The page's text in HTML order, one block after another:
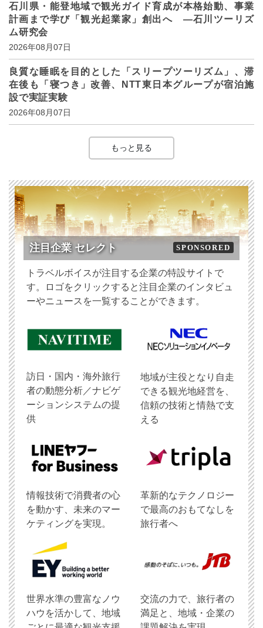
石川県・能登地域で観光ガイド育成が本格始動、事業
計画まで学び「観光起業家」創出へ ―石川ツーリズ
ム研究会
2026年08月07日
良質な睡眠を目的とした「スリープツーリズム」、滞
在後も「寝つき」改善、NTT東日本グループが宿泊施
設で実証実験
2026年08月07日
もっと見る
注目企業 セレクト SPONSORED
トラベルボイスが注目する企業の特設サイトで
す。ロゴをクリックすると注目企業のインタビュ
ーやニュースを一覧することができます。
訪日・国内・海外旅行
者の動態分析／ナビゲ
ーションシステムの提
供
地域が主役となり自走
できる観光地経営を、
信頼の技術と情熱で支
える
情報技術で消費者の心
を動かす、未来のマー
ケティングを実現。
革新的なテクノロジー
で最高のおもてなしを
旅行者へ
世界水準の豊富なノウ
ハウを活かして、地域
交流の力で、旅行者の
満足と、地域・企業の